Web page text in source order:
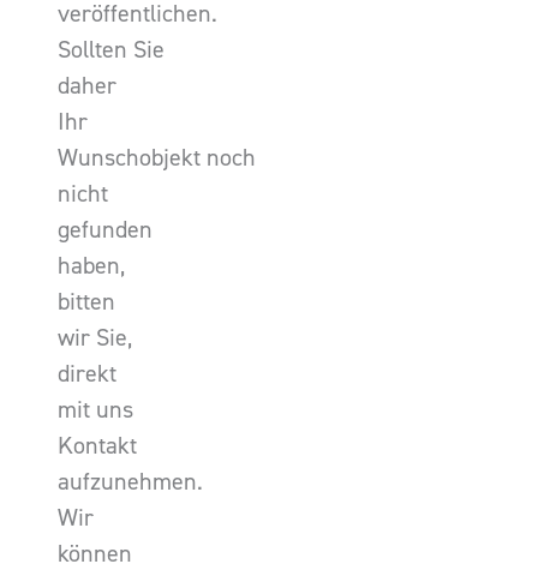
veröffentlichen.
Sollten Sie
daher
Ihr
Wunschobjekt noch
nicht
gefunden
haben,
bitten
wir Sie,
direkt
mit uns
Kontakt
aufzunehmen.
Wir
können